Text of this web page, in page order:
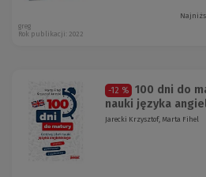
greg
Rok publikacji: 2022
-12 %
100 dni do
nauki języka
Jarecki Krzysztof, Marta Fihel